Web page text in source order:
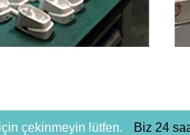
çekinmeyin lütfen. Biz 24